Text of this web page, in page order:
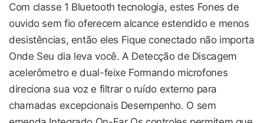
Com classe 1 Bluetooth tecnologia, estes Fones de
ouvido sem fio oferecem alcance estendido e menos
desistências, então eles Fique conectado não importa
Onde Seu dia leva você. A Detecção de Discagem
acelerômetro e dual-feixe Formando microfones
direciona sua voz e filtrar o ruído externo para
chamadas excepcionais Desempenho. O sem